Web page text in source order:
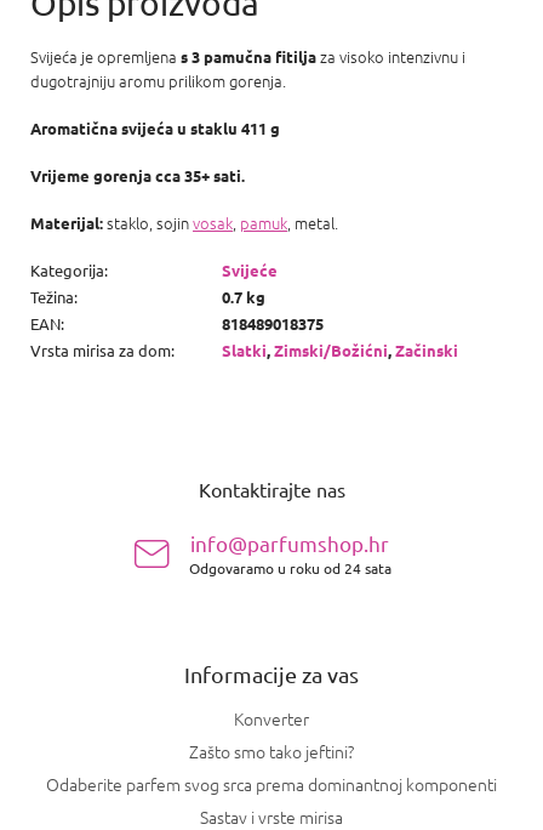
Svijeća je opremljena s 3 pamučna fitiljaza visoko intenzivnu i
dugotrajniju aromu prilikom gorenja.
Aromatična svijeća u staklu 411 g
Vrijeme gorenja cca 35+ sati.
Materijal:staklo, sojinvosak pamuk , metal.
Kategorija:
Svijeće
Težina:
0.7 kg
EAN:
818489018375
Vrsta mirisa za dom: Slatki,Zimski/Božićni,Začinski
Kontaktirajte nas
info@parfumshop.hr
Odgovaramo u roku od 24 sata
Informacije za vas
Konverter
Zašto smo tako jeftini?
Odaberite parfem svog srca prema dominantnoj komponenti
Sastav i vrste mirisa